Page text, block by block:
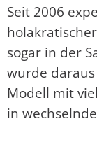
Seit 2006
sogar in der
wurde
Modell mit
in